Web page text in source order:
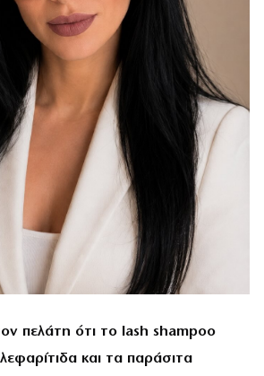
πελάτη ότι το lash shampoo
και τα παράσιτα